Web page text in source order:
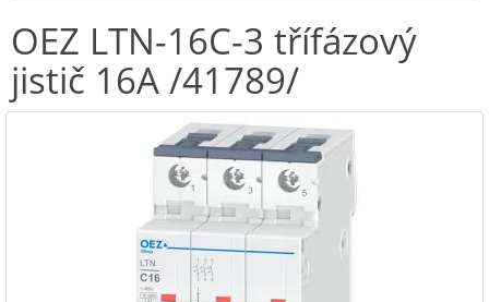
OEZ LTN-16C-3 třífázový
jistič 16A /41789/